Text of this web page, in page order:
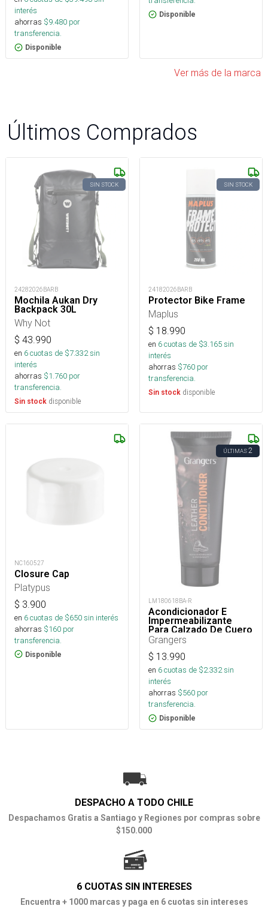
interés
ahorras $9.480 por
transferencia.
Disponible
Disponible
Ver más de la marca
Últimos Comprados
SIN STOCK
24282026BARB
Mochila Aukan Dry
Backpack 30L
Why Not
$ 43.990
en 6cuotas de $7.332sin
interés
ahorras $1.760 por
transferencia.
Sin stock disponible
SIN STOCK
24182026BARB
Protector Bike Frame
Maplus
$ 18.990
en 6cuotas de $3.165sin
interés
ahorras $760 por
transferencia.
Sin stock disponible
NC160527
Closure Cap
Platypus
$ 3.900
en 6cuotas de $650sin interés
ahorras $160 por
transferencia.
Disponible
ÚLTIMAS2
LM180618BA-R
Acondicionador E
Impermeabilizante
Para Calzado De Cuero
75 Ml
Grangers
$ 13.990
en 6cuotas de $2.332sin
interés
ahorras $560 por
transferencia.
Disponible
DESPACHO A TODO CHILE
Despachamos Gratis a Santiago y Regiones por compras sobre
$150.000
6 CUOTAS SIN INTERESES
Encuentra + 1000 marcas y paga en 6 cuotas sin intereses